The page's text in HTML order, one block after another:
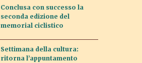
Conclusa con successo la
seconda edizione del
memorial ciclistico
Settimana della cultura:
ritorna l’appuntamento